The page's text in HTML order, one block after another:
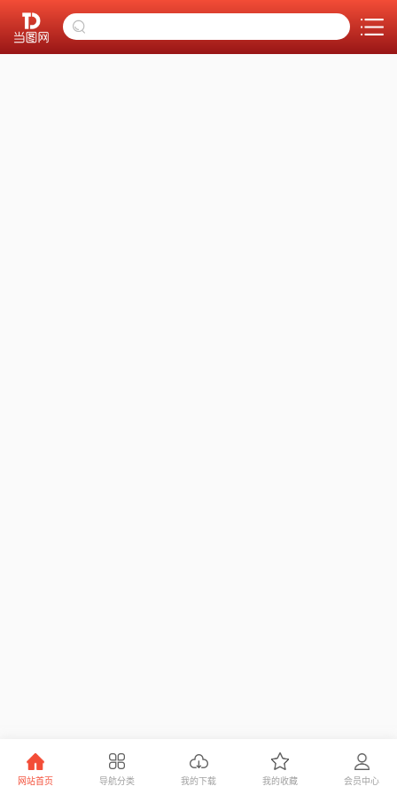
网站首页 导航分类 我的下载 我的收藏 会员中心